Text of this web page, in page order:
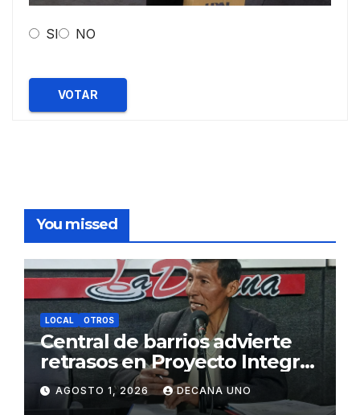
SI NO
VOTAR
You missed
LOCAL OTROS
Central de barrios advierte
retrasos en Proyecto Integral
de Agua y Alcantarillado para
Juliaca
AGOSTO 1, 2026 DECANA UNO